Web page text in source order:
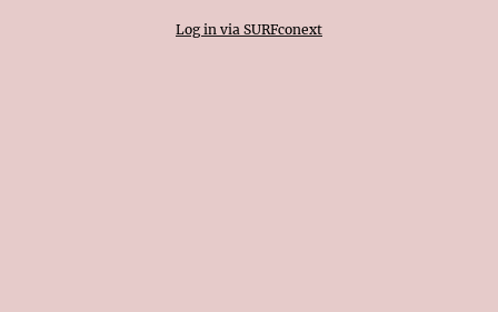
Log in via SURFconext